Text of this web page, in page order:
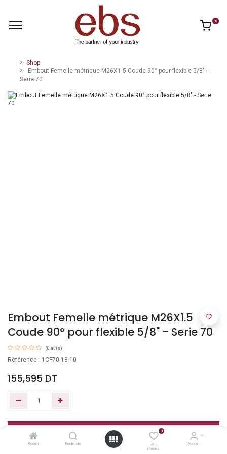
Accueil Recherche
0
Liste
d'envies
Account
0
Shop
Embout Femelle métrique M26X1.5 Coude 90° pour flexible 5/8" -
Serie 70
Embout Femelle métrique M26X1.5
Coude 90° pour flexible 5/8" - Serie 70
(0 avis)
Référence : 1CF70-18-10
155,595 DT
Ajouter au panier